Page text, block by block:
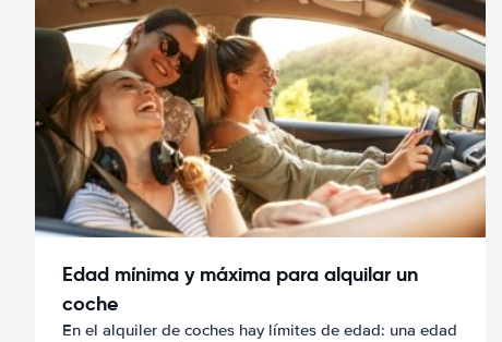
Edad mínima y máxima para alquilar un
coche
En el alquiler de coches hay límites de edad: una edad